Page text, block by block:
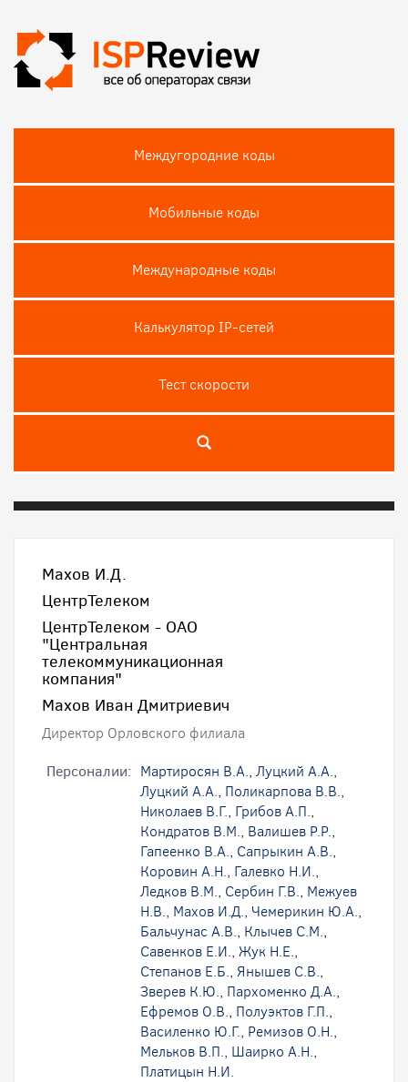
Междугородние коды
Мобильные коды
Международные коды
Калькулятор IP-сетей
Тест скороcти
Махов И.Д.
ЦентрТелеком
ЦентрТелеком - ОАО
"Центральная
телекоммуникационная
компания"
Махов Иван Дмитриевич
Директор Орловского филиала
Персоналии: Мартиросян В.А., Луцкий А.А.,
Луцкий А.А., Поликарпова В.В.,
Николаев В.Г., Грибов А.П.,
Кондратов В.М., Валишев Р.Р.,
Гапеенко В.А., Сапрыкин А.В.,
Коровин А.Н., Галевко Н.И.,
Ледков В.М., Сербин Г.В., Межуев
Н.В., Махов И.Д., Чемерикин Ю.А.,
Бальчунас А.В., Клычев С.М.,
Савенков Е.И., Жук Н.Е.,
Степанов Е.Б., Янышев С.В.,
Зверев К.Ю., Пархоменко Д.А.,
Ефремов О.В., Полуэктов Г.П.,
Василенко Ю.Г., Ремизов О.Н.,
Мельков В.П., Шаирко А.Н.,
Платицын Н.И.